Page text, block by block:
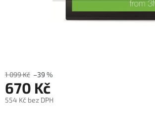
1 099 Kč –39 %
670 Kč
554 Kč bez DPH